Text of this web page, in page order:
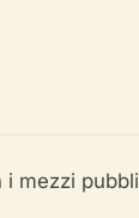
mezzi